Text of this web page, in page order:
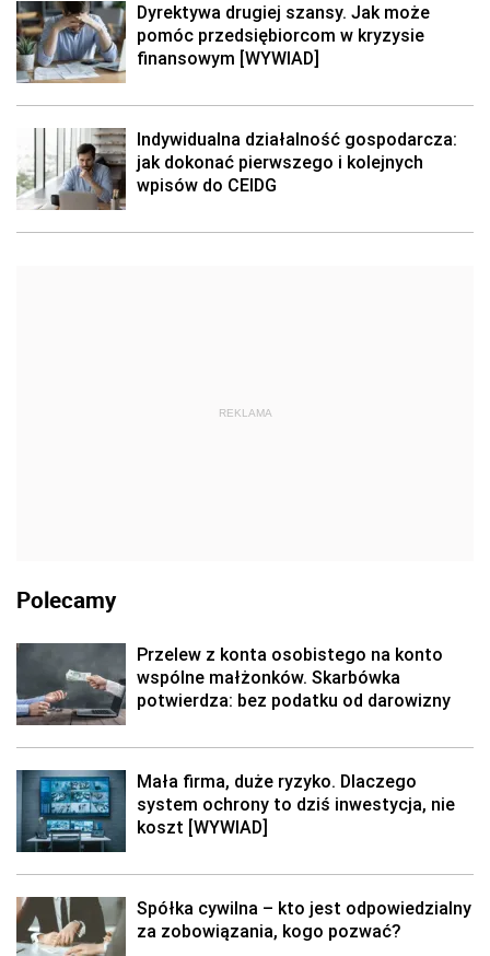
Dyrektywa drugiej szansy. Jak może
pomóc przedsiębiorcom w kryzysie
finansowym [WYWIAD]
Indywidualna działalność gospodarcza:
jak dokonać pierwszego i kolejnych
wpisów do CEIDG
REKLAMA
Polecamy
Przelew z konta osobistego na konto
wspólne małżonków. Skarbówka
potwierdza: bez podatku od darowizny
Mała firma, duże ryzyko. Dlaczego
system ochrony to dziś inwestycja, nie
koszt [WYWIAD]
Spółka cywilna – kto jest odpowiedzialny
za zobowiązania, kogo pozwać?